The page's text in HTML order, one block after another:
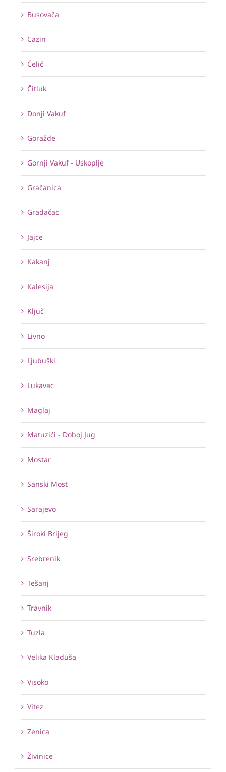
Busovača
Cazin
Čelić
Čitluk
Donji Vakuf
Goražde
Gornji Vakuf - Uskoplje
Gračanica
Gradačac
Jajce
Kakanj
Kalesija
Ključ
Livno
Ljubuški
Lukavac
Maglaj
Matuzići - Doboj Jug
Mostar
Sanski Most
Sarajevo
Široki Brijeg
Srebrenik
Tešanj
Travnik
Tuzla
Velika Kladuša
Visoko
Vitez
Zenica
Živinice